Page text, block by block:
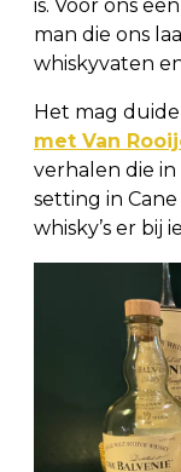
is. Voor ons
man die ons
whiskyvaten
Het mag
met Van
verhalen die
setting in
whisky’s er bij